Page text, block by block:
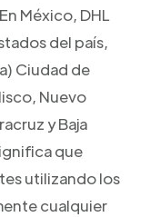
México, DHL
del país,
Ciudad de
Nuevo
y Baja
que
utilizando los
cualquier